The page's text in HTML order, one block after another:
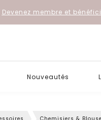
Devenez membre et
Nouveautés